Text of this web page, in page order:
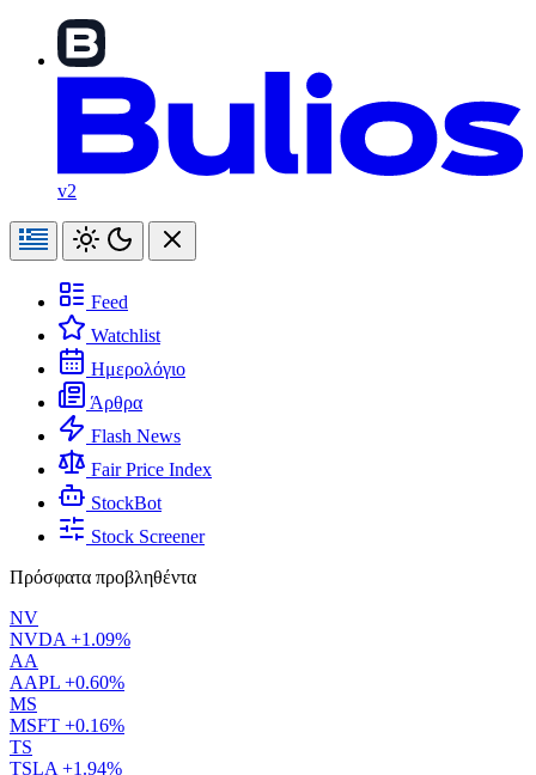
v2
Feed
Watchlist
Ημερολόγιο
Άρθρα
Flash News
Fair Price Index
StockBot
Stock Screener
Πρόσφατα προβληθέντα
NV
NVDA +1.09%
AA
AAPL +0.60%
MS
MSFT +0.16%
TS
TSLA +1.94%